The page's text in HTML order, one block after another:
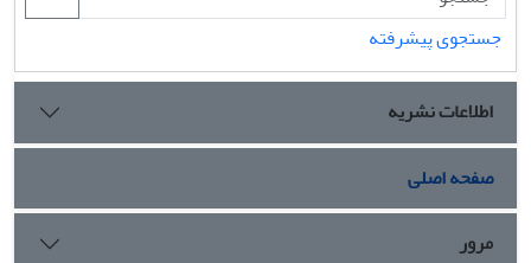
جستجوی پیشرفته
اطلاعات نشریه
صفحه اصلی
مرور